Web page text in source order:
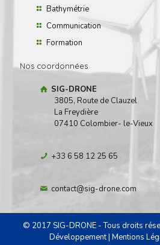
Bathymétrie
Communication
Formation
Nos coordonnées
SIG-DRONE
3805, Route de Clauzel
La Freydière
07410 Colombier- le-Vieux
+33 6 58 12 25 65
contact@sig-drone.com
© 2017 SIG-DRONE - Tous droits
Développement| Mentions